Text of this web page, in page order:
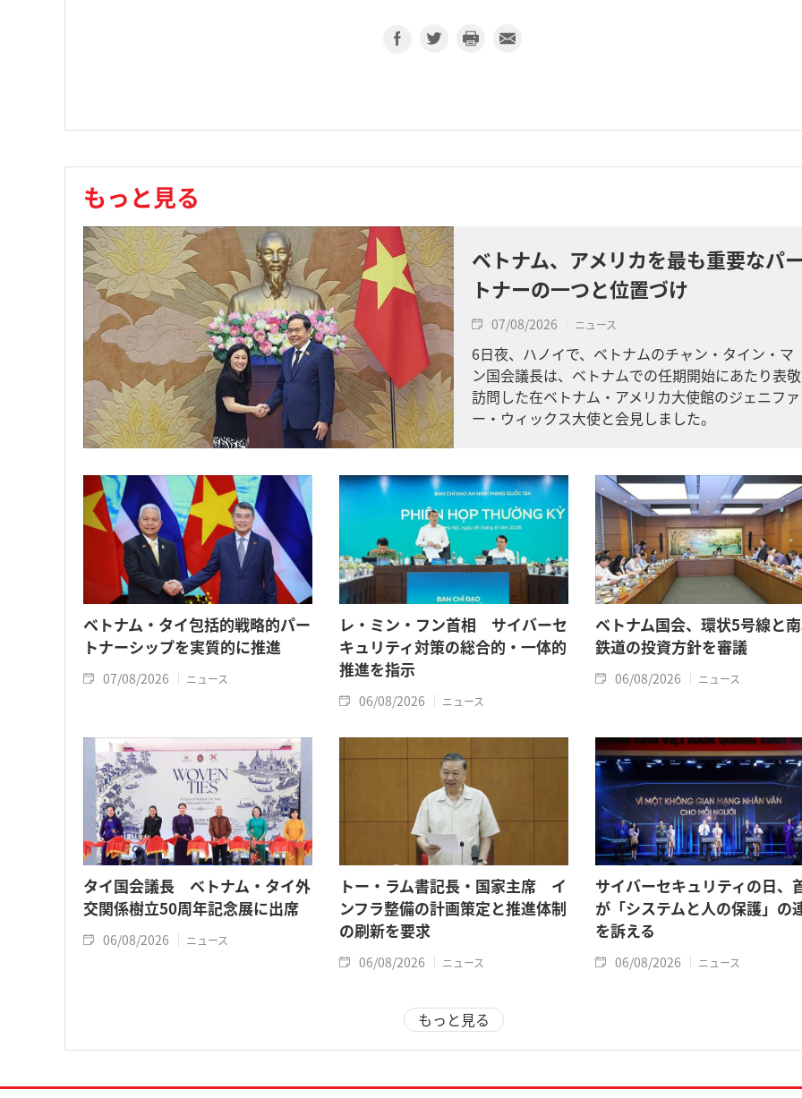
もっと見る
ベトナム、アメリカを最も重要なパ
トナーの一つと位置づけ
07/08/2026 ニュース
6日夜、ハノイで、ベトナムのチャン・タイン・マ
ン国会議長は、ベトナムでの任期開始にあたり表敬
訪問した在ベトナム・アメリカ大使館のジェニファ
ー・ウィックス大使と会見しました。
ベトナム・タイ包括的戦略的パー
トナーシップを実質的に推進
07/08/2026 ニュース
レ・ミン・フン首相 サイバーセ
キュリティ対策の総合的・一体的
推進を指示
06/08/2026 ニュース
ベトナム国会、環状5号線と
鉄道の投資方針を審議
06/08/2026 ニュース
タイ国会議長 ベトナム・タイ外
交関係樹立50周年記念展に出席
06/08/2026 ニュース
トー・ラム書記長・国家主席 イ
ンフラ整備の計画策定と推進体制
の刷新を要求
06/08/2026 ニュース
サイバーセキュリティの日、
が「システムと人の保護」の
を訴える
06/08/2026 ニュース
もっと見る